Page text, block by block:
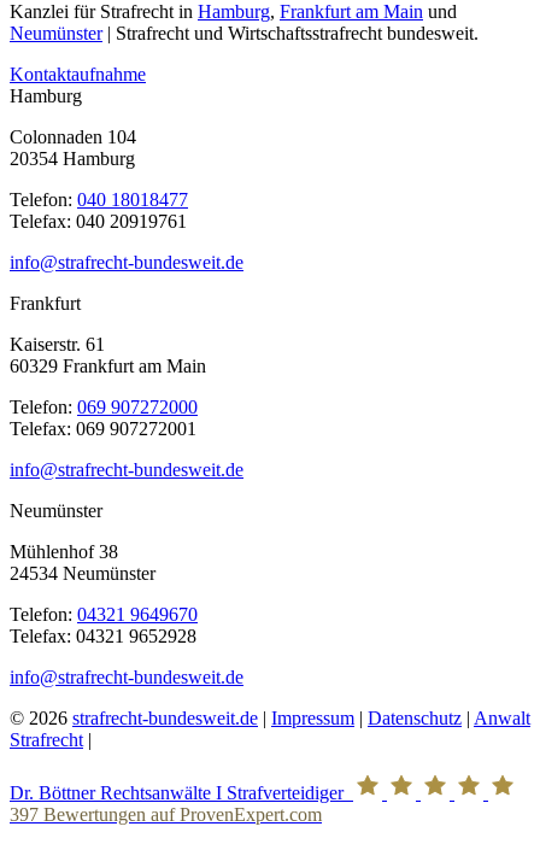
Kanzlei für Strafrecht in Hamburg, Frankfurt am Main und
Neumünster| Strafrecht und Wirtschaftsstrafrecht bundesweit.
Kontaktaufnahme
Hamburg
Colonnaden 104
20354 Hamburg
Telefon: 040 18018477
Telefax: 040 20919761
info@strafrecht-bundesweit.de
Frankfurt
Kaiserstr. 61
60329 Frankfurt am Main
Telefon: 069 907272000
Telefax: 069 907272001
info@strafrecht-bundesweit.de
Neumünster
Mühlenhof 38
24534 Neumünster
Telefon: 04321 9649670
Telefax: 04321 9652928
info@strafrecht-bundesweit.de
© 2026 strafrecht-bundesweit.de | Impressum | Datenschutz | Anwalt
Strafrecht |
Dr. Böttner Rechtsanwälte I Strafverteidiger
397 Bewertungen auf ProvenExpert.com